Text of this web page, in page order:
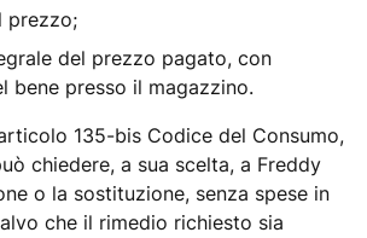
prezzo;
del prezzo pagato, con
bene presso il magazzino.
135-bis Codice del Consumo,
chiedere, a sua scelta, a Freddy
o la sostituzione, senza spese in
che il rimedio richiesto sia